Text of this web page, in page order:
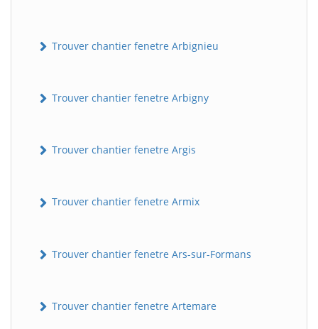
Trouver chantier fenetre Arbignieu
Trouver chantier fenetre Arbigny
Trouver chantier fenetre Argis
Trouver chantier fenetre Armix
Trouver chantier fenetre Ars-sur-Formans
Trouver chantier fenetre Artemare